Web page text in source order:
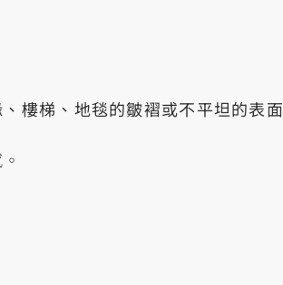
、樓梯、地毯的皺褶或不平坦的表面